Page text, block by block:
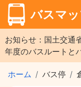
バスマ
お知らせ：国土交通
年度のバスルートと
ホーム バス停